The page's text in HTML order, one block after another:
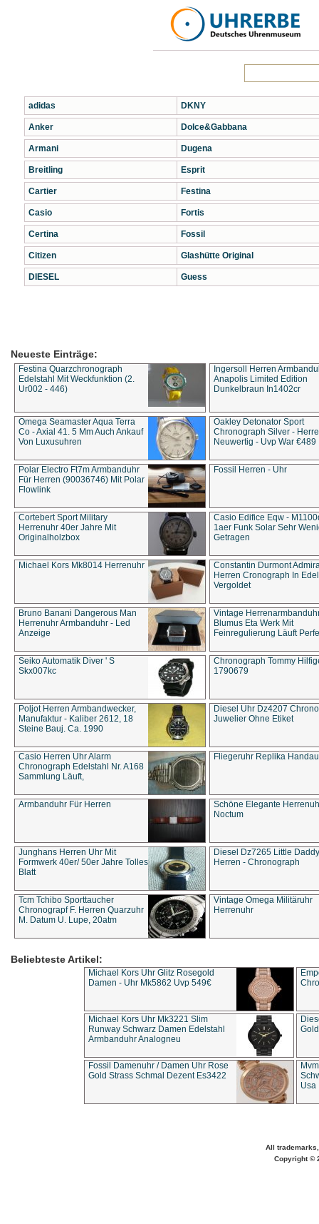
adidas
Anker
Armani
Breitling
Cartier
Casio
Certina
Citizen
DIESEL
DKNY
Dolce&Gabbana
Dugena
Esprit
Festina
Fortis
Fossil
Glashütte Original
Guess
Neueste Einträge:
Festina Quarzchronograph
Edelstahl Mit Weckfunktion (2.
Ur002 - 446)
Ingersoll Herren
Anapolis Limited Edition
Dunkelbraun In1402cr
Omega Seamaster Aqua Terra
Co - Axial 41. 5 Mm Auch Ankauf
Von Luxusuhren
Oakley Detonator Sport
Chronograph Silver -
Neuwertig - Uvp War €489
Polar Electro Ft7m Armbanduhr
Für Herren (90036746) Mit Polar
Flowlink
Fossil Herren - Uhr
Cortebert Sport Military
Herrenuhr 40er Jahre Mit
Originalholzbox
Casio Edifice Eqw -
1aer Funk Solar Sehr
Getragen
Michael Kors Mk8014 Herrenuhr
Constantin Durmont
Herren Cronograph In
Vergoldet
Bruno Banani Dangerous Man
Herrenuhr Armbanduhr - Led
Anzeige
Vintage
Blumus Eta Werk Mit
Feinregulierung Läuft
Seiko Automatik Diver ' S
Skx007kc
Chronograph Tommy
1790679
Poljot Herren Armbandwecker,
Manufaktur - Kaliber 2612, 18
Steine Bauj. Ca. 1990
Diesel Uhr Dz4207
Juwelier Ohne Etiket
Casio Herren Uhr Alarm
Chronograph Edelstahl Nr. A168
Sammlung Läuft,
Fliegeruhr Replika
Armbanduhr Für Herren
Schöne Elegante
Noctum
Junghans Herren Uhr Mit
Formwerk 40er/ 50er Jahre Tolles
Blatt
Diesel Dz7265 Little Daddy
Herren - Chronograph
Tcm Tchibo Sporttaucher
Chronograpf F. Herren Quarzuhr
M. Datum U. Lupe, 20atm
Vintage Omega Militäruhr
Herrenuhr
Beliebteste Artikel:
Michael Kors Uhr Glitz Rosegold
Damen - Uhr Mk5862 Uvp 549€
Michael Kors Uhr Mk3221 Slim
Runway Schwarz Damen Edelstahl
Armbanduhr Analogneu
Fossil Damenuhr / Damen Uhr Rose
Gold Strass Schmal Dezent Es3422
Usa
All
Copyright ©